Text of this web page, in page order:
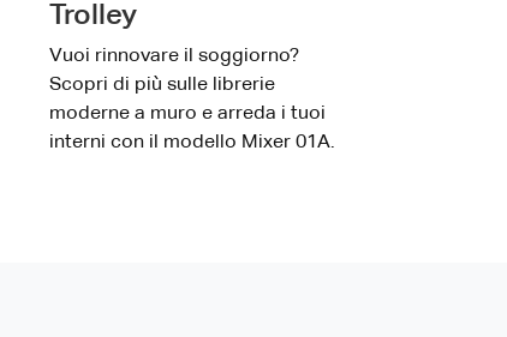
Trolley
Vuoi rinnovare il soggiorno?
Scopri di più sulle librerie
moderne a muro e arreda i tuoi
interni con il modello Mixer 01A.